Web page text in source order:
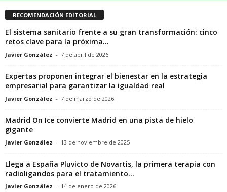
RECOMENDACIÓN EDITORIAL
El sistema sanitario frente a su gran transformación: cinco
retos clave para la próxima...
Javier González - 7 de abril de 2026
Expertas proponen integrar el bienestar en la estrategia
empresarial para garantizar la igualdad real
Javier González - 7 de marzo de 2026
Madrid On Ice convierte Madrid en una pista de hielo
gigante
Javier González - 13 de noviembre de 2025
Llega a España Pluvicto de Novartis, la primera terapia con
radioligandos para el tratamiento...
Javier González - 14 de enero de 2026